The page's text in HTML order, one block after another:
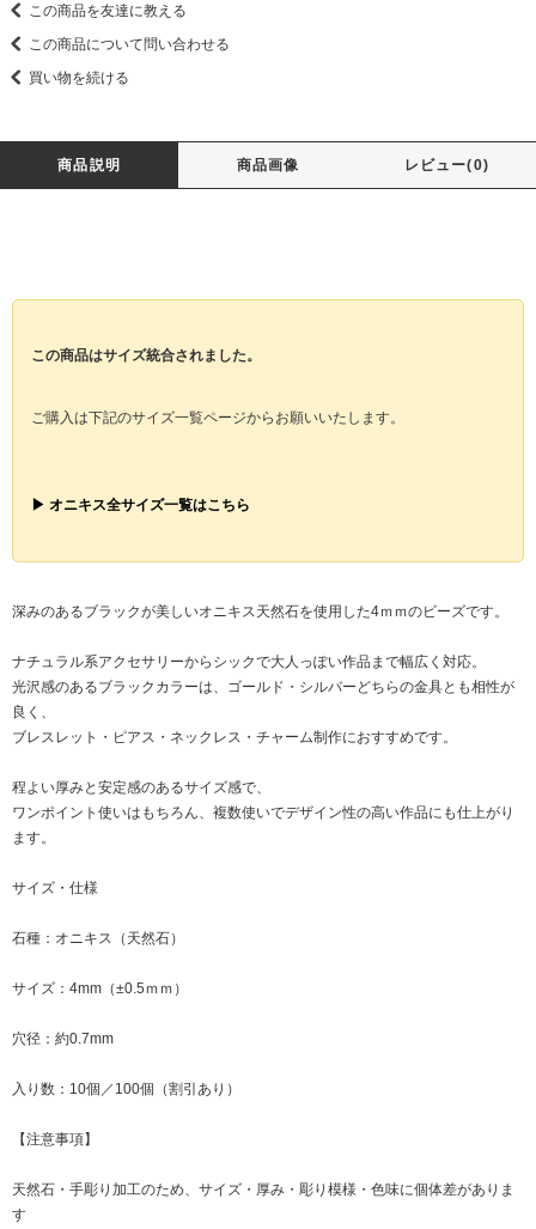
この商品を友達に教える
この商品について問い合わせる
買い物を続ける
商品説明 商品画像 レビュー(0)
この商品はサイズ統合されました。
ご購入は下記のサイズ一覧ページからお願いいたします。
▶ オニキス全サイズ一覧はこちら
深みのあるブラックが美しいオニキス天然石を使用した4ｍｍのビーズです。
ナチュラル系アクセサリーからシックで大人っぽい作品まで幅広く対応。
光沢感のあるブラックカラーは、ゴールド・シルバーどちらの金具とも相性が
良く、
ブレスレット・ピアス・ネックレス・チャーム制作におすすめです。
程よい厚みと安定感のあるサイズ感で、
ワンポイント使いはもちろん、複数使いでデザイン性の高い作品にも仕上がり
ます。
サイズ・仕様
石種：オニキス（天然石）
サイズ：4mm（±0.5ｍｍ）
穴径：約0.7mm
入り数：10個／100個（割引あり）
【注意事項】
天然石・手彫り加工のため、サイズ・厚み・彫り模様・色味に個体差がありま
す